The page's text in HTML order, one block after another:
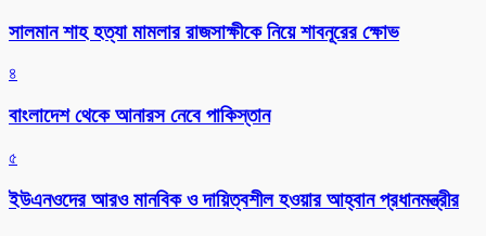
সালমান শাহ হত্যা মামলার রাজসাক্ষীকে নিয়ে শাবনূরের ক্ষোভ
৪
বাংলাদেশ থেকে আনারস নেবে পাকিস্তান
৫
ইউএনওদের আরও মানবিক ও দায়িত্বশীল হওয়ার আহ্বান প্রধানমন্ত্রীর